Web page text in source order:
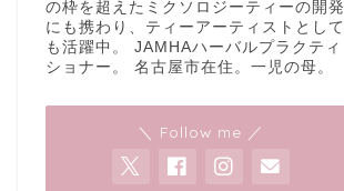
の枠を超えたミクソロジーティーの開発
にも携わり、ティーアーティストとして
も活躍中。 JAMHAハーバルプラクティ
ショナー。 名古屋市在住。一児の母。
＼ Follow me ／